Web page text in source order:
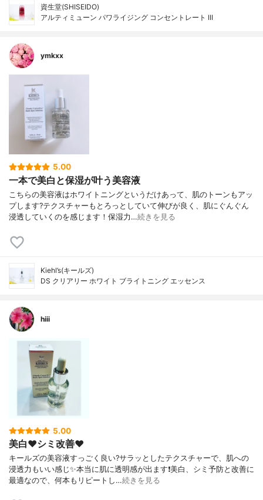
資生堂(SHISEIDO)
アルティミューン パワライジング コンセントレート III
ymkxx
5.00
一本で美白と保湿が叶う美容液
こちらの美容液はホワイトニングというだけあって、肌のトーンもアッ
プします?テクスチャーもとろっとしていて伸びが良く、肌にぐんぐん
浸透していくのを感じます！保湿力…続きを見る
Kiehl’s(キールズ)
DS クリアリー ホワイト ブライトニング エッセンス
hiii
5.00
美白❤️シミ改善❤️
キールズの美容液すっごく良い?サラッとしたテクスチャーで、肌への
浸透力もいい感じ✨本当に肌に透明感が出ます❗️美白、シミ予防と改善に
最適なので、何本もリピートし…続きを見る